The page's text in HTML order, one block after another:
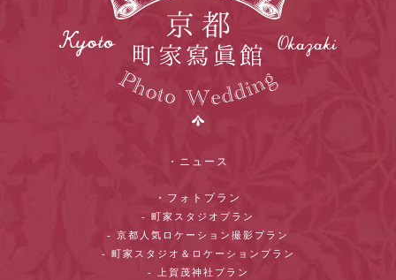
・ニュース
・フォトプラン
- 町家スタジオプラン
- 京都人気ロケーション撮影プラン
- 町家スタジオ＆ロケーションプラン
- 上賀茂神社プラン